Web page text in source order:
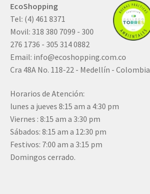
EcoShopping
Tel: (4) 461 8371
Movil: 318 380 7099 - 300
276 1736 - 305 314 0882
Email: info@ecoshopping.com.co
Cra 48A No. 118-22 - Medellín - Colombia
Horarios de Atención:
lunes a jueves 8:15 am a 4:30 pm
Viernes : 8:15 am a 3:30 pm
Sábados: 8:15 am a 12:30 pm
Festivos: 7:00 am a 3:15 pm
Domingos cerrado.